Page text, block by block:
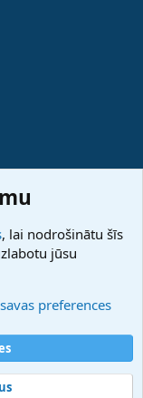
, lai nodrošinātu šīs
jūsu
preferences